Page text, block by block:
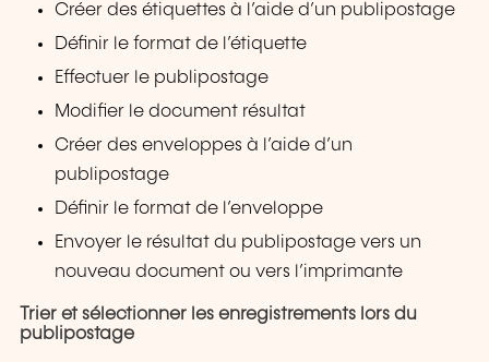
Créer des étiquettes à l’aide d’un publipostage
Définir le format de l’étiquette
Effectuer le publipostage
Modifier le document résultat
Créer des enveloppes à l’aide d’un
publipostage
Définir le format de l’enveloppe
Envoyer le résultat du publipostage vers un
nouveau document ou vers l’imprimante
Trier et sélectionner les enregistrements lors du
publipostage